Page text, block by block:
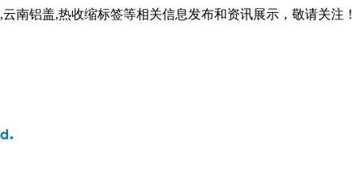
,云南铝盖,热收缩标签等相关信息发布和资讯展示，敬请关注！